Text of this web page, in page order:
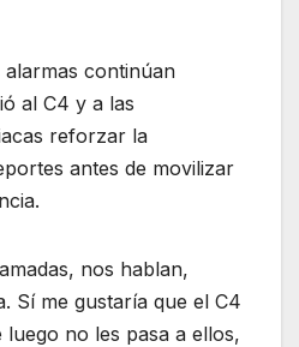
continúan
al C4 y a las
reforzar la
antes de movilizar
nos hablan,
Sí me gustaría que el C4
no les pasa a ellos,